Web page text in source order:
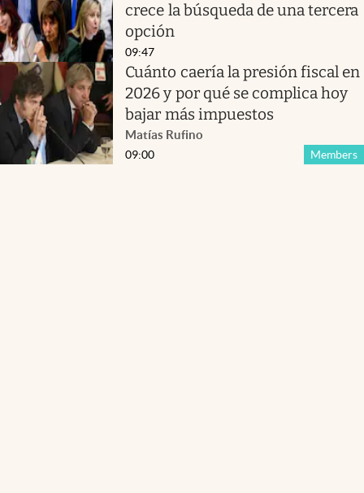
crece la búsqueda de una tercera
opción
09:47
Cuánto caería la presión fiscal en
2026 y por qué se complica hoy
bajar más impuestos
Matías Rufino
Members
09:00